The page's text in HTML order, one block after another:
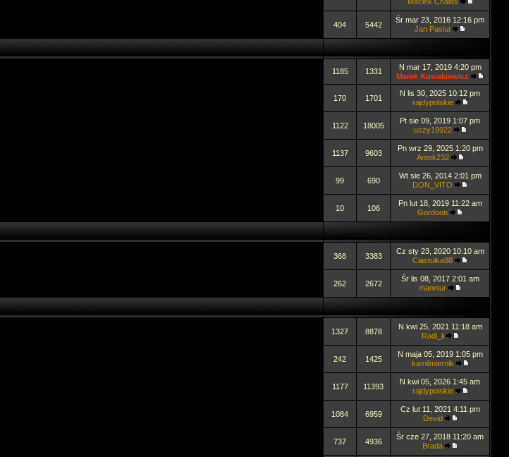
404 5442
Śr mar 23, 2016 12:16 pm
Jan Pasiut
1185 1331
N mar 17, 2019 4:20 pm
Marek Kusiakiewicz
170 1701
N lis 30, 2025 10:12 pm
rajdypolskie
1122 18005
Pt sie 09, 2019 1:07 pm
uszy19922
1137 9603
Pn wrz 29, 2025 1:20 pm
Antek232
99 690
Wt sie 26, 2014 2:01 pm
DON_VITO
10 106
Pn lut 18, 2019 11:22 am
Gordoon
368 3383
Cz sty 23, 2020 10:10 am
Ciastulka88
262 2672
Śr lis 08, 2017 2:01 am
manniur
1327 8878
N kwi 25, 2021 11:18 am
Radi_ii
242 1425
N maja 05, 2019 1:05 pm
kamilmiernik
1177 11393
N kwi 05, 2026 1:45 am
rajdypolskie
1084 6959
Cz lut 11, 2021 4:11 pm
Devid
737 4936
Śr cze 27, 2018 11:20 am
Brada